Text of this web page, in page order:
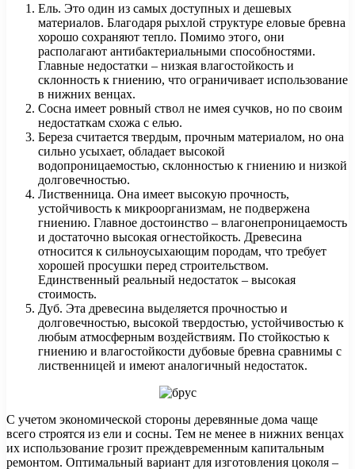
Ель. Это один из самых доступных и дешевых
материалов. Благодаря рыхлой структуре еловые бревна
хорошо сохраняют тепло. Помимо этого, они
располагают антибактериальными способностями.
Главные недостатки – низкая влагостойкость и
склонность к гниению, что ограничивает использование
в нижних венцах.
Сосна имеет ровный ствол не имея сучков, но по своим
недостаткам схожа с елью.
Береза считается твердым, прочным материалом, но она
сильно усыхает, обладает высокой
водопроницаемостью, склонностью к гниению и низкой
долговечностью.
Лиственница. Она имеет высокую прочность,
устойчивость к микроорганизмам, не подвержена
гниению. Главное достоинство – влагонепроницаемость
и достаточно высокая огнестойкость. Древесина
относится к сильноусыхающим породам, что требует
хорошей просушки перед строительством.
Единственный реальный недостаток – высокая
стоимость.
Дуб. Эта древесина выделяется прочностью и
долговечностью, высокой твердостью, устойчивостью к
любым атмосферным воздействиям. По стойкостью к
гниению и влагостойкости дубовые бревна сравнимы с
лиственницей и имеют аналогичный недостаток.
С учетом экономической стороны деревянные дома чаще
всего строятся из ели и сосны. Тем не менее в нижних венцах
их использование грозит преждевременным капитальным
ремонтом. Оптимальный вариант для изготовления цоколя –